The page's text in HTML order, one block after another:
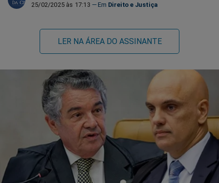
25/02/2025 às 17:13 Direito e Justiça
LER NA ÁREA DO ASSINANTE